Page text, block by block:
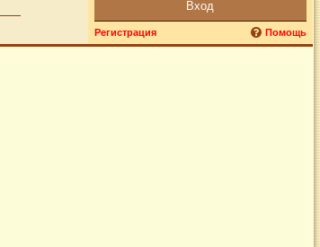
Вход
Регистрация Помощь